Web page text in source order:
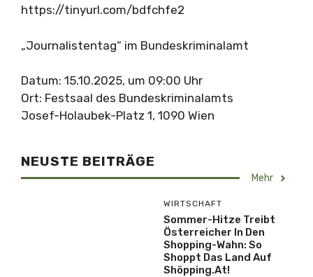
https://tinyurl.com/bdfchfe2
„Journalistentag“ im Bundeskriminalamt
Datum: 15.10.2025, um 09:00 Uhr
Ort: Festsaal des Bundeskriminalamts
Josef-Holaubek-Platz 1, 1090 Wien
NEUSTE BEITRÄGE
Mehr
WIRTSCHAFT
Sommer-Hitze Treibt
Österreicher In Den
Shopping-Wahn: So
Shoppt Das Land Auf
Shöpping.at!